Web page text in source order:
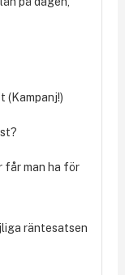
(Kampanj!)
får man ha för
räntesatsen